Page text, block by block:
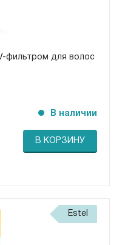
фильтром для волос
В наличии
В КОРЗИНУ
Estel